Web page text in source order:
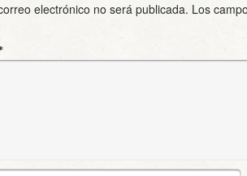
electrónico no será publicada. Los